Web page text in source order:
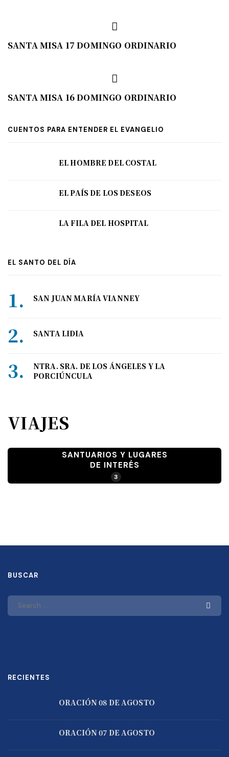
SANTA MISA 17 DOMINGO ORDINARIO
SANTA MISA 16 DOMINGO ORDINARIO
CUENTOS PARA ENTENDER EL EVANGELIO
EL HOMBRE DEL COSTAL
EL PAÍS DE LOS DESEOS
LA FILA DEL HOSPITAL
EL SANTO DEL DÍA
SAN JUAN MARÍA VIANNEY
SANTA LIDIA
NTRA. SRA. DE LOS ÁNGELES Y LA
PORCIÚNCULA
VIAJES
SANTUARIOS Y LUGARES
DE INTERÉS
3
BUSCAR
RECIENTES
ORACIÓN 08 DE AGOSTO
ORACIÓN 07 DE AGOSTO